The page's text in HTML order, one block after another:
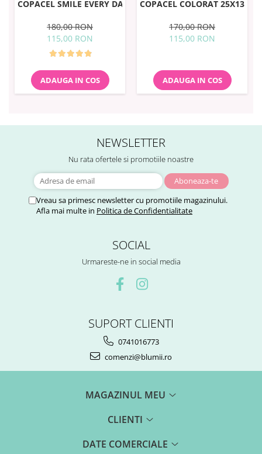
COPACEL SMILE EVERY DAY 25X13CM
180,00 RON
115,00 RON
ADAUGA IN COS
COPACEL COLORAT 25X13CM
170,00 RON
115,00 RON
ADAUGA IN COS
NEWSLETTER
Nu rata ofertele si promotiile noastre
Vreau sa primesc newsletter cu promotiile magazinului.
Afla mai multe in Politica de Confidentialitate
SOCIAL
Urmareste-ne in social media
SUPORT CLIENTI
0741016773
comenzi@blumii.ro
MAGAZINUL MEU
CLIENTI
DATE COMERCIALE